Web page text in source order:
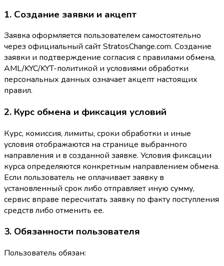
1. Создание заявки и акцепт
Заявка оформляется пользователем самостоятельно
через официальный сайт StratosChange.com. Создание
заявки и подтверждение согласия с правилами обмена,
AML/KYC/KYT-политикой и условиями обработки
персональных данных означает акцепт настоящих
правил.
2. Курс обмена и фиксация условий
Курс, комиссия, лимиты, сроки обработки и иные
условия отображаются на странице выбранного
направления и в созданной заявке. Условия фиксации
курса определяются конкретным направлением обмена.
Если пользователь не оплачивает заявку в
установленный срок либо отправляет иную сумму,
сервис вправе пересчитать заявку по факту поступления
средств либо отменить ее.
3. Обязанности пользователя
Пользователь обязан: